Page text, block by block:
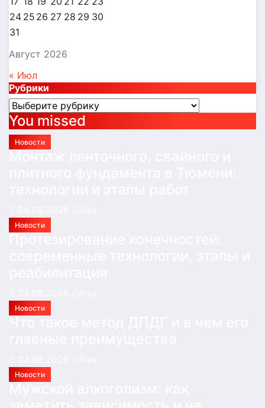
Август 2026
24 25 26 27 28 29 30
31
« Июл
Рубрики
Рубрики
You missed
Новости
Новости
Новости
Новости